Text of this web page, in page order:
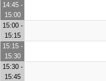
14:45 -
15:00
15:00 -
15:15
15:15 -
15:30
15:30 -
15:45